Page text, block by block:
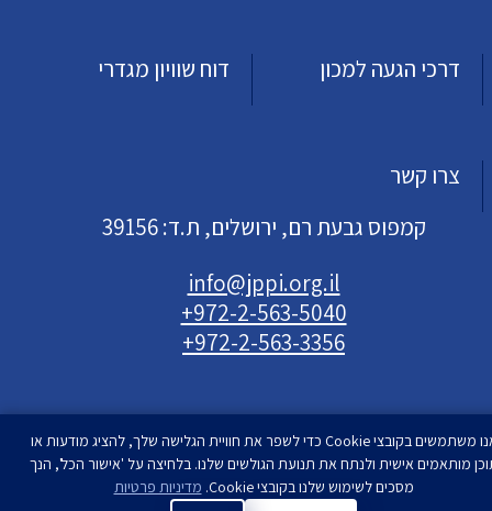
דרכי הגעה למכון דוח שוויון מגדרי
צרו קשר
קמפוס גבעת רם, ירושלים, ת.ד: 39156
info@jppi.org.il
+972-2-563-5040
+972-2-563-3356
עיצוב ופיתוחסטודיו רימון| המכון למדיניות העם
אנו משתמשים בקובצי Cookie כדי לשפר את חוויית הגלישה שלך, להציג מודעות או
מותאמים אישית ולנתח את תנועת הגולשים שלנו. בלחיצה על 'אישור הכל', הנך
מסכים לשימוש שלנו בקובצי Cookie.
מדיניות פרטיות